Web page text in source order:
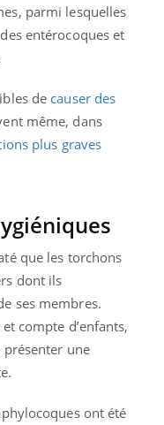
parmi lesquelles
entérocoques et
de causer des
même, dans
plus graves
que les torchons
dont ils
ses membres.
compte d’enfants,
une
ont été